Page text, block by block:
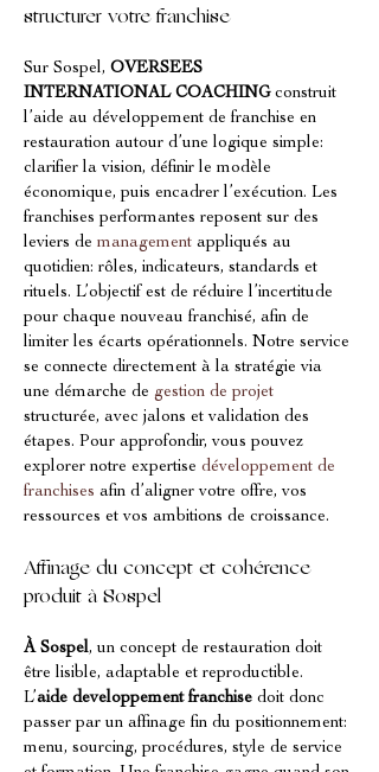
structurer votre franchise
Sur Sospel, OVERSEES
INTERNATIONAL COACHING construit
l’aide au développement de franchise en
restauration autour d’une logique simple:
clarifier la vision, définir le modèle
économique, puis encadrer l’exécution. Les
franchises performantes reposent sur des
leviers de management appliqués au
quotidien: rôles, indicateurs, standards et
rituels. L’objectif est de réduire l’incertitude
pour chaque nouveau franchisé, afin de
limiter les écarts opérationnels. Notre service
se connecte directement à la stratégie via
une démarche de gestion de projet
structurée, avec jalons et validation des
étapes. Pour approfondir, vous pouvez
explorer notre expertise développement de
franchises afin d’aligner votre offre, vos
ressources et vos ambitions de croissance.
Affinage du concept et cohérence
produit à Sospel
À Sospel, un concept de restauration doit
être lisible, adaptable et reproductible.
L’aide developpement franchise doit donc
passer par un affinage fin du positionnement:
menu, sourcing, procédures, style de service